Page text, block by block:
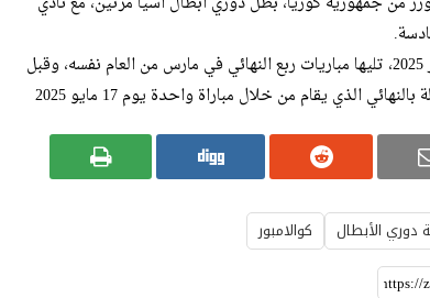
وتقام مباريات دور الـ 16 في شهر فبراير 2025، تليها مباريات ربع النهائي في مارس من العام نفسه، وقبل
الذي يقام من خلال مباراة واحدة يوم 17 مايو 2025
دوري الأبطال
كوالامبور